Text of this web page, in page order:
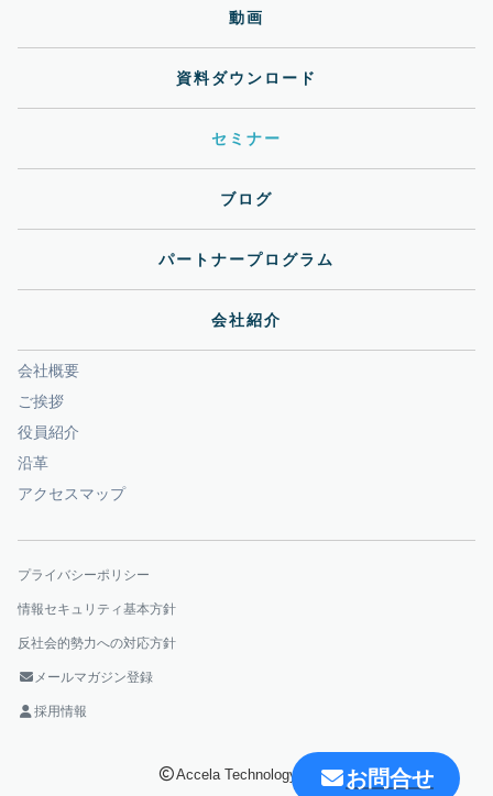
動画
資料ダウンロード
セミナー
ブログ
パートナープログラム
会社紹介
会社概要
ご挨拶
役員紹介
沿革
アクセスマップ
プライバシーポリシー
情報セキュリティ基本方針
反社会的勢力への対応方針
メールマガジン登録
採用情報
Accela Technology Corp. お問合せ